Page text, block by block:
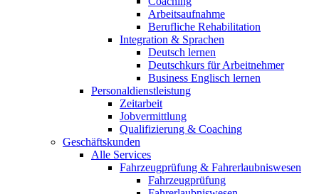
Arbeitsaufnahme
Berufliche Rehabilitation
Integration & Sprachen
Deutsch lernen
Deutschkurs für Arbeitnehmer
Business Englisch lernen
Personaldienstleistung
Zeitarbeit
Jobvermittlung
Qualifizierung & Coaching
Geschäftskunden
Alle Services
Fahrzeugprüfung & Fahrerlaubniswesen
Fahrzeugprüfung